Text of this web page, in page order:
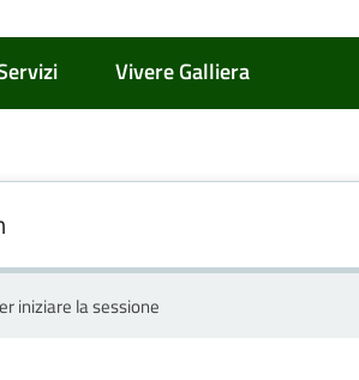
Vivere Galliera
iniziare la sessione